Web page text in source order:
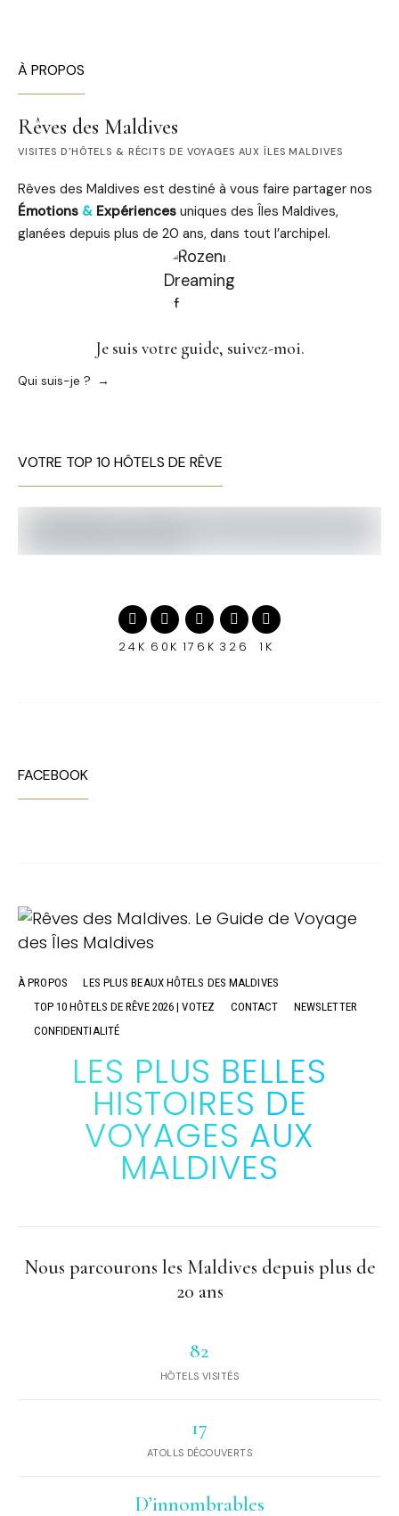
À PROPOS
Rêves des Maldives
VISITES D'HÔTELS & RÉCITS DE VOYAGES AUX ÎLES MALDIVES
Rêves des Maldives est destiné à vous faire partager nos
Émotions & Expériences uniques des Îles Maldives,
glanées depuis plus de 20 ans, dans tout l’archipel.
Je suis votre guide, suivez-moi.
Qui suis-je ?
VOTRE TOP 10 HÔTELS DE RÊVE
24K 60K 176K 326 1K
FACEBOOK
À PROPOS
LES PLUS BEAUX HÔTELS DES MALDIVES
TOP 10 HÔTELS DE RÊVE 2026 | VOTEZ
CONTACT
NEWSLETTER
CONFIDENTIALITÉ
LES PLUS BELLES
HISTOIRES DE
VOYAGES AUX
MALDIVES
Nous parcourons les Maldives depuis plus de
20 ans
82
HÔTELS VISITÉS
17
ATOLLS DÉCOUVERTS
D’innombrables